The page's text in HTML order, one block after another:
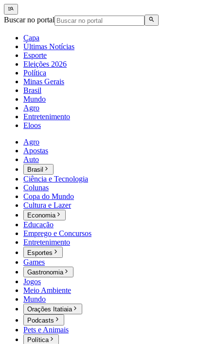
Buscar no portal
Capa
Últimas Notícias
Esporte
Eleições 2026
Política
Minas Gerais
Brasil
Mundo
Agro
Entretenimento
Eloos
Agro
Apostas
Auto
Brasil
Ciência e Tecnologia
Colunas
Copa do Mundo
Cultura e Lazer
Economia
Educação
Emprego e Concursos
Entretenimento
Esportes
Games
Gastronomia
Jogos
Meio Ambiente
Mundo
Orações Itatiaia
Podcasts
Pets e Animais
Política